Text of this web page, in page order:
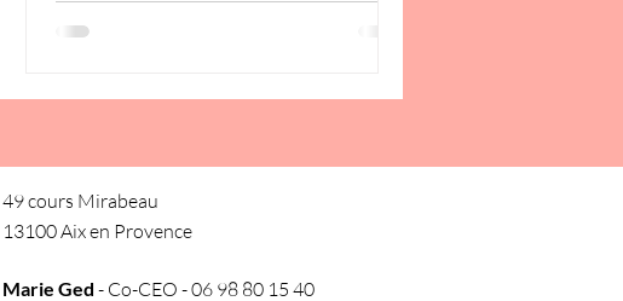
cognitive, interruptions et stress, surtout
décalage de perception avec les
encourager une communication plus
49 cours Mirabeau
13100 Aix en Provence
Marie Ged - Co-CEO - 06 98 80 15 40